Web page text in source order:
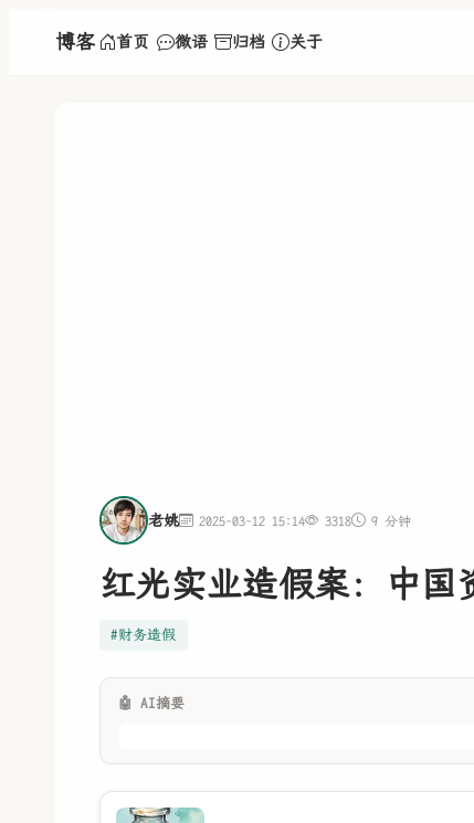
博客 首页 微语 归档 关于
老姚 2025-03-12 15:14 3318 9 分钟
红光实业造假案：中国
#财务造假
🤖 AI摘要